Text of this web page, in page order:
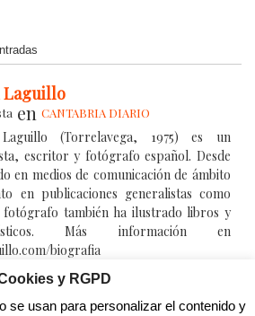
Laguillo
en CANTABRIA DIARIO
(Torrelavega, 1975) es un
escritor y fotógrafo español. Desde
en medios de comunicación de ámbito
en publicaciones generalistas como
fotógrafo también ha ilustrado libros y
Más información en
biografia
y RGPD
se usan para personalizar el contenido y